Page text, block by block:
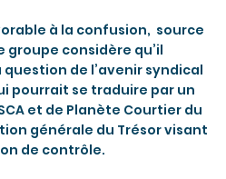
à la confusion, source
groupe considère qu’il
de l’avenir syndical
pourrait se traduire par un
et de Planète Courtier du
générale du Trésor visant
de contrôle.